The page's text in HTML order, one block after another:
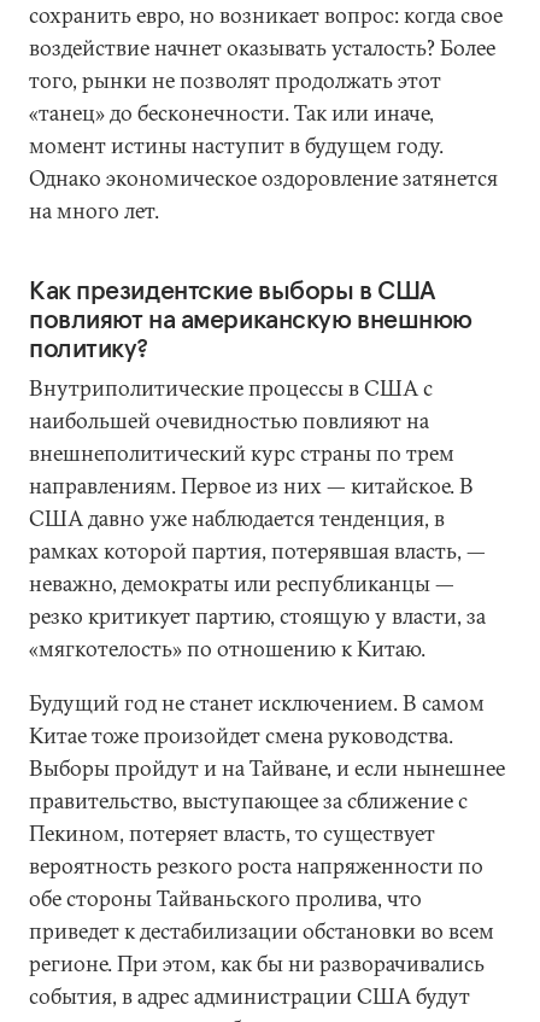
сохранить евро, но возникает вопрос: когда свое
воздействие начнет оказывать усталость? Более
того, рынки не позволят продолжать этот
«танец» до бесконечности. Так или иначе,
момент истины наступит в будущем году.
Однако экономическое оздоровление затянется
на много лет.
Как президентские выборы в США
повлияют на американскую внешнюю
политику?
Внутриполитические процессы в США с
наибольшей очевидностью повлияют на
внешнеполитический курс страны по трем
направлениям. Первое из них — китайское. В
США давно уже наблюдается тенденция, в
рамках которой партия, потерявшая власть, —
неважно, демократы или республиканцы —
резко критикует партию, стоящую у власти, за
«мягкотелость» по отношению к Китаю.
Будущий год не станет исключением. В самом
Китае тоже произойдет смена руководства.
Выборы пройдут и на Тайване, и если нынешнее
правительство, выступающее за сближение с
Пекином, потеряет власть, то существует
вероятность резкого роста напряженности по
обе стороны Тайваньского пролива, что
приведет к дестабилизации обстановки во всем
регионе. При этом, как бы ни разворачивались
события, в адрес администрации США будут